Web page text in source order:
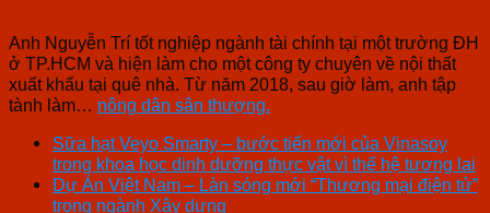
Anh Nguyễn Trí tốt nghiệp ngành tài chính tại một trường ĐH
ở TP.HCM và hiện làm cho một công ty chuyên về nội thất
xuất khẩu tại quê nhà. Từ năm 2018, sau giờ làm, anh tập
tành làm… nông dân sân thượng.
Sữa hạt Veyo Smarty – bước tiến mới của Vinasoy
trong khoa học dinh dưỡng thực vật vì thế hệ tương lai
Dự Án Việt Nam – Làn sóng mới “Thương mại điện tử”
trong ngành Xây dựng